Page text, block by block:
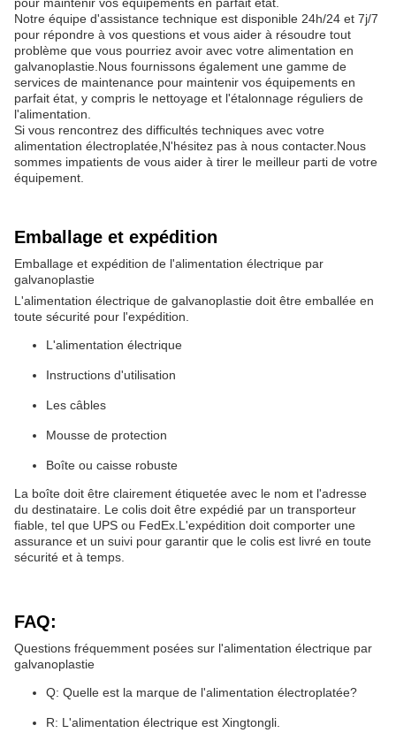
Notre équipe d'assistance technique est disponible 24h/24 et 7j/7
pour répondre à vos questions et vous aider à résoudre tout
problème que vous pourriez avoir avec votre alimentation en
galvanoplastie.Nous fournissons également une gamme de
services de maintenance pour maintenir vos équipements en
parfait état, y compris le nettoyage et l'étalonnage réguliers de
l'alimentation.
Si vous rencontrez des difficultés techniques avec votre
alimentation électroplatée,N'hésitez pas à nous contacter.Nous
sommes impatients de vous aider à tirer le meilleur parti de votre
équipement.
Emballage et expédition
Emballage et expédition de l'alimentation électrique par
galvanoplastie
L'alimentation électrique de galvanoplastie doit être emballée en
toute sécurité pour l'expédition.
L'alimentation électrique
Instructions d'utilisation
Les câbles
Mousse de protection
Boîte ou caisse robuste
La boîte doit être clairement étiquetée avec le nom et l'adresse
du destinataire. Le colis doit être expédié par un transporteur
fiable, tel que UPS ou FedEx.L'expédition doit comporter une
assurance et un suivi pour garantir que le colis est livré en toute
sécurité et à temps.
FAQ:
Questions fréquemment posées sur l'alimentation électrique par
galvanoplastie
Q: Quelle est la marque de l'alimentation électroplatée?
R: L'alimentation électrique est Xingtongli.